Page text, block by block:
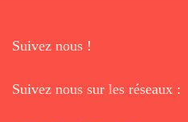
Suivez nous !
Suivez nous sur les réseaux :